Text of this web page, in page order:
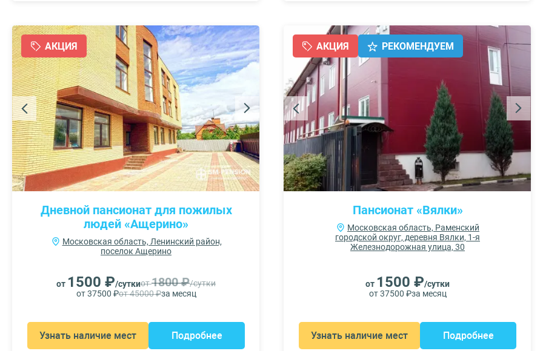
АКЦИЯ
Дневной пансионат для пожилых
людей «Ащерино»
Московская область, Ленинский район,
поселок Ащерино
от 1500 ₽/суткиот1800 ₽/сутки
от 37500 ₽от 45000 ₽за месяц
Узнать наличие мест Подробнее
АКЦИЯ РЕКОМЕНДУЕМ
Пансионат «Вялки»
Московская область, Раменский
городской округ, деревня Вялки, 1-я
Железнодорожная улица, 30
от 1500 ₽/сутки
от 37500 ₽за месяц
Узнать наличие мест Подробнее